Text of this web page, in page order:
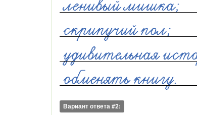
Вариант ответа #2: